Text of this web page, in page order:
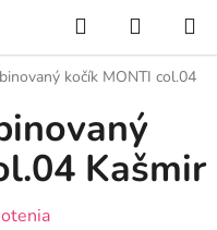
Hľadať
KOŠÍK
kočík MONTI col.04
Kašmir